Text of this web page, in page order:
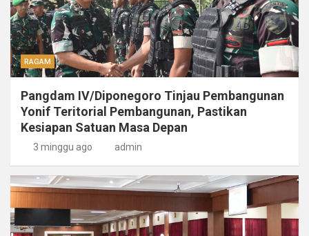
RAGAM
Pangdam IV/Diponegoro Tinjau Pembangunan
Yonif Teritorial Pembangunan, Pastikan
Kesiapan Satuan Masa Depan
3 minggu ago admin